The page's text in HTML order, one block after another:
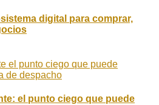
digital para comprar,
el punto ciego que puede